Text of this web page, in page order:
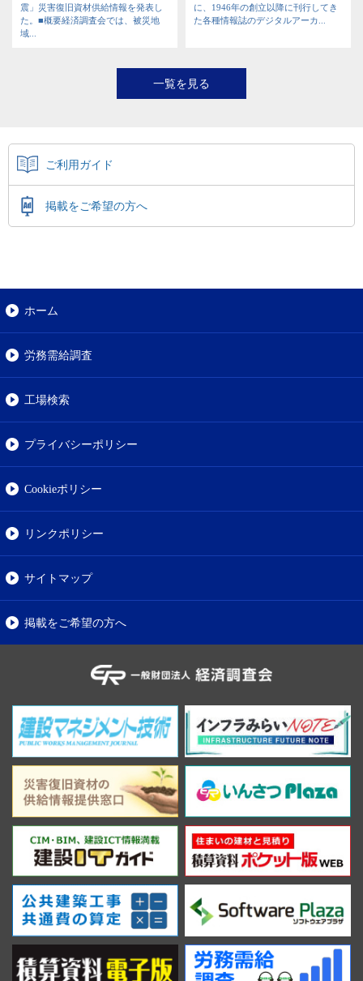
震」災害復旧資材供給情報を発表し
た。■概要経済調査会では、被災地
域...
に、1946年の創立以降に刊行してき
た各種情報誌のデジタルアーカ...
一覧を見る
ご利用ガイド
掲載をご希望の方へ
ホーム
労務需給調査
工場検索
プライバシーポリシー
Cookieポリシー
リンクポリシー
サイトマップ
掲載をご希望の方へ